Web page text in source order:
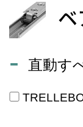
直動す